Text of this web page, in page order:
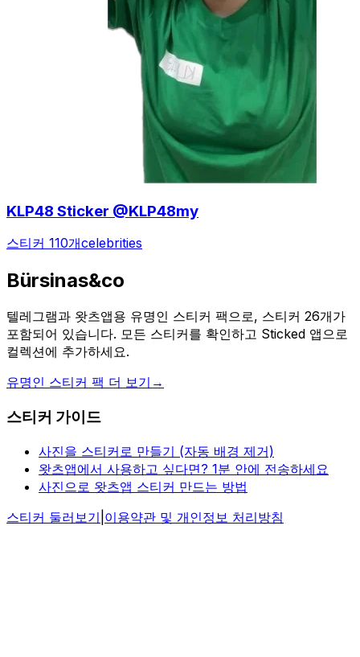
KLP48 Sticker @KLP48my
스티커 110개celebrities
Bürsinas&co
텔레그램과 왓츠앱용 유명인 스티커 팩으로, 스티커 26개가
포함되어 있습니다. 모든 스티커를 확인하고 Sticked 앱으로
컬렉션에 추가하세요.
유명인 스티커 팩 더 보기 →
스티커 가이드
사진을 스티커로 만들기 (자동 배경 제거)
왓츠앱에서 사용하고 싶다면? 1분 안에 전송하세요
사진으로 왓츠앱 스티커 만드는 방법
스티커 둘러보기 이용약관 및 개인정보 처리방침